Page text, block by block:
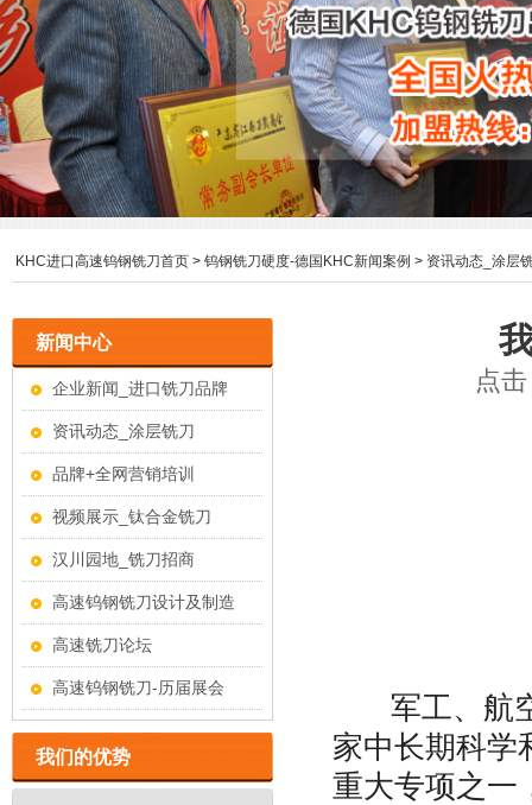
KHC进口高速钨钢铣刀首页 > 钨钢铣刀硬度-德国KHC新闻案例 > 资讯动态_涂层
点
军工、航
家中长期科学
重大专项之一
新闻中心
企业新闻_进口铣刀品牌
资讯动态_涂层铣刀
品牌+全网营销培训
视频展示_钛合金铣刀
汉川园地_铣刀招商
高速钨钢铣刀设计及制造
高速铣刀论坛
高速钨钢铣刀-历届展会
我们的优势